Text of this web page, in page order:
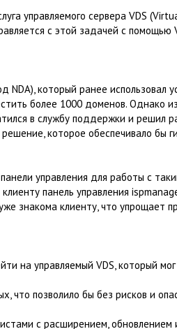
управляемого сервера VDS
с этой задачей с помощью
который ранее использовал
более 1000 доменов. Однако
в службу поддержки и решил
которое обеспечивало бы
управления для работы с
панель управления
знакома клиенту, что упрощает
на управляемый VDS, который
что позволило бы без рисков и
с расширением, обновлением